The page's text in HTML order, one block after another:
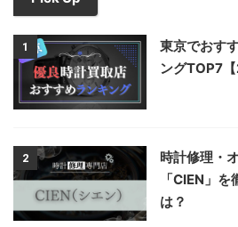
1
東京でおす
ングTOP7
2
時計修理・
「CIEN」
は？